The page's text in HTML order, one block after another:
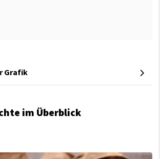
Grafik
im Überblick